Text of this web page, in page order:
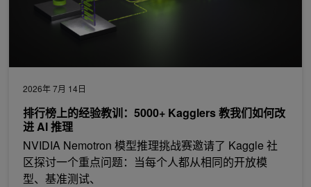
2026年 7月 14日
排行榜上的经验教训：5000+ Kagglers 教我们如何改
进 AI 推理
NVIDIA Nemotron 模型推理挑战赛邀请了 Kaggle 社
区探讨一个重点问题：当每个人都从相同的开放模
型、基准测试、